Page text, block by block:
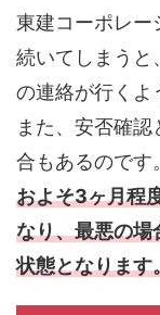
東建コーポレー
続いてしまうと
の連絡が行くよ
また、安否確
合もあるのです。
およそ3ヶ月程
なり、最悪の場
状態となります